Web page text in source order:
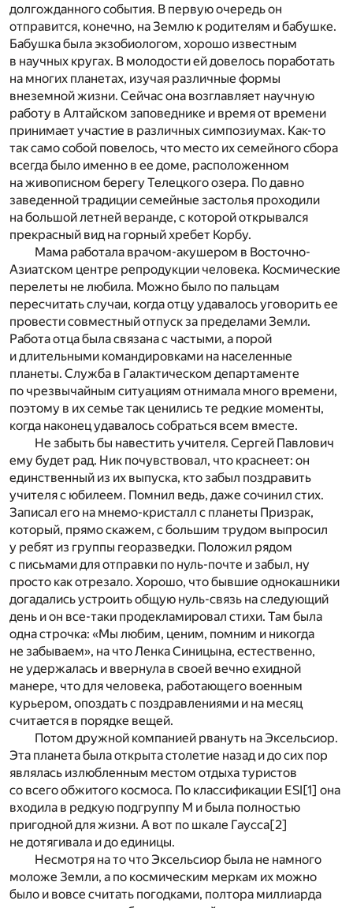
долгожданного события. В первую очередь он
отправится, конечно, на Землю к родителям и бабушке.
Бабушка была экзобиологом, хорошо известным
в научных кругах. В молодости ей довелось поработать
на многих планетах, изучая различные формы
внеземной жизни. Сейчас она возглавляет научную
работу в Алтайском заповеднике и время от времени
принимает участие в различных симпозиумах. Как-то
так само собой повелось, что место их семейного сбора
всегда было именно в ее доме, расположенном
на живописном берегу Телецкого озера. По давно
заведенной традиции семейные застолья проходили
на большой летней веранде, с которой открывался
прекрасный вид на горный хребет Корбу.
Мама работала врачом-акушером в Восточно-
Азиатском центре репродукции человека. Космические
перелеты не любила. Можно было по пальцам
пересчитать случаи, когда отцу удавалось уговорить ее
провести совместный отпуск за пределами Земли.
Работа отца была связана с частыми, а порой
и длительными командировками на населенные
планеты. Служба в Галактическом департаменте
по чрезвычайным ситуациям отнимала много времени,
поэтому в их семье так ценились те редкие моменты,
когда наконец удавалось собраться всем вместе.
Не забыть бы навестить учителя. Сергей Павлович
ему будет рад. Ник почувствовал, что краснеет: он
единственный из их выпуска, кто забыл поздравить
учителя с юбилеем. Помнил ведь, даже сочинил стих.
Записал его на мнемо-кристалл с планеты Призрак,
который, прямо скажем, с большим трудом выпросил
у ребят из группы георазведки. Положил рядом
с письмами для отправки по нуль-почте и забыл, ну
просто как отрезало. Хорошо, что бывшие однокашники
догадались устроить общую нуль-связь на следующий
день и он все-таки продекламировал стихи. Там была
одна строчка: «Мы любим, ценим, помним и никогда
не забываем», на что Ленка Синицына, естественно,
не удержалась и ввернула в своей вечно ехидной
манере, что для человека, работающего военным
курьером, опоздать с поздравлениями и на месяц
считается в порядке вещей.
Потом дружной компанией рвануть на Эксельсиор.
Эта планета была открыта столетие назад и до сих пор
являлась излюбленным местом отдыха туристов
со всего обжитого космоса. По классификации ESI[1] она
входила в редкую подгруппу М и была полностью
пригодной для жизни. А вот по шкале Гаусса[2]
не дотягивала и до единицы.
Несмотря на то что Эксельсиор была не намного
моложе Земли, а по космическим меркам их можно
было и вовсе считать погодками, полтора миллиарда